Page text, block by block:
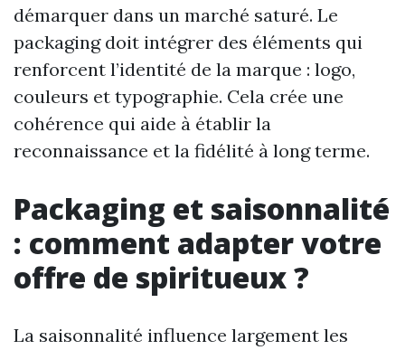
démarquer dans un marché saturé. Le
packaging doit intégrer des éléments qui
renforcent l’identité de la marque : logo,
couleurs et typographie. Cela crée une
cohérence qui aide à établir la
reconnaissance et la fidélité à long terme.
Packaging et saisonnalité
: comment adapter votre
offre de spiritueux ?
La saisonnalité influence largement les